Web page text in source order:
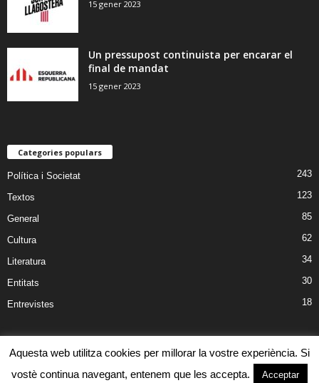
15 gener 2023
Un pressupost continuista per encarar el
final de mandat
15 gener 2023
Categories populars
Política i Societat 243
Textos 123
General 85
Cultura 62
Literatura 34
Entitats 30
Entrevistes 18
Política de Cookies Avís Legal
Aquesta web utilitza cookies per millorar la vostre experiència. Si
vostè continua navegant, entenem que les accepta.
Acceptar